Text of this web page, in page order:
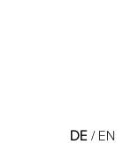
DE EN